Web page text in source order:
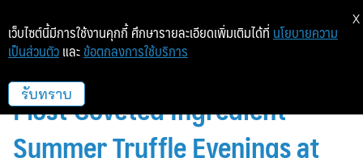
Celebration of the Season’s
Most Coveted Ingredient
Summer Truffle Evenings at
เว็บไซต์นี้มีการใช้งานคุกกี้ ศึกษารายละเอียดเพิ่มเติมได้ที่ นโยบายความ
เป็นส่วนตัว และ ข้อตกลงการใช้บริการ
รับทราบ
X